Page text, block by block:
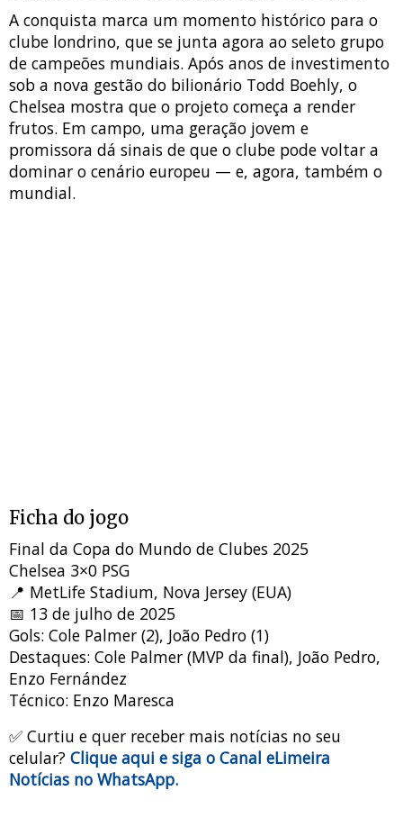
A conquista marca um momento histórico para o
clube londrino, que se junta agora ao seleto grupo
de campeões mundiais. Após anos de investimento
sob a nova gestão do bilionário Todd Boehly, o
Chelsea mostra que o projeto começa a render
frutos. Em campo, uma geração jovem e
promissora dá sinais de que o clube pode voltar a
dominar o cenário europeu — e, agora, também o
mundial.
Ficha do jogo
Final da Copa do Mundo de Clubes 2025
Chelsea 3×0 PSG
📍 MetLife Stadium, Nova Jersey (EUA)
📅 13 de julho de 2025
Gols: Cole Palmer (2), João Pedro (1)
Destaques: Cole Palmer (MVP da final), João Pedro,
Enzo Fernández
Técnico: Enzo Maresca
✅ Curtiu e quer receber mais notícias no seu
celular? Clique aqui e siga o Canal eLimeira
Notícias no WhatsApp.